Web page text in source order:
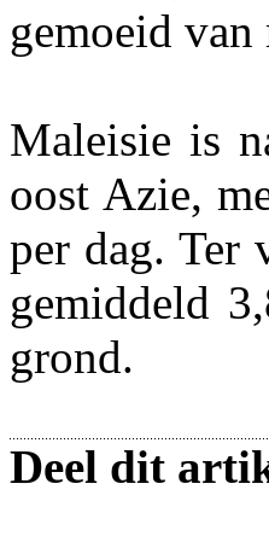
gemoeid
Maleisie is
oost Azie,
per dag. Ter
gemiddeld
grond.
Deel dit